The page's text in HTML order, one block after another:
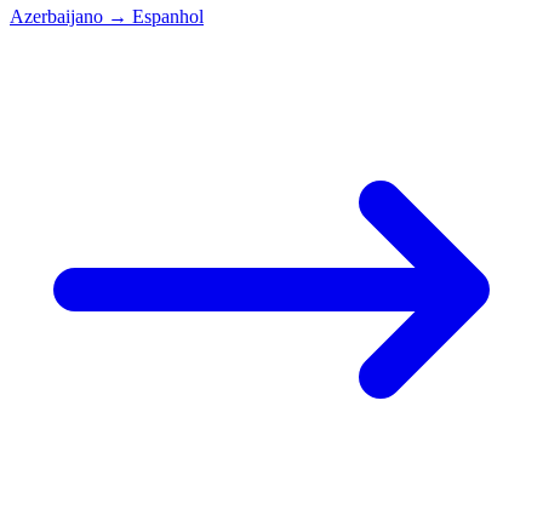
Azerbaijano → Espanhol